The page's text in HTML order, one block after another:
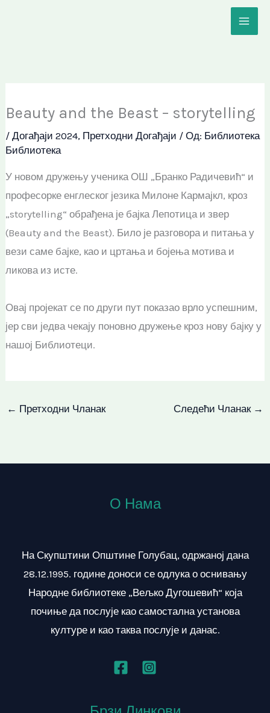
Beauty and the Beast – storytelling
/Догађаји 2024, Претходни Догађаји / Од: Библиотека
Библиотека
У новом дружењу ученика ОШ „Бранко Радичевић“ и
професорке енглеског језика Милоне Кармајкл, кроз
„storytelling“ обрађена је бајка Лепотица и звер
(Beauty and the Beast). Било је разговора и питања у
вези саме бајке, као и цртања и бојења мотива и
ликова из исте.
Овај пројекат се по други пут показао врло успешним,
јер сви једва чекају поновно дружење кроз нову бајку у
нашој Библиотеци.
← Претходни Чланак Следећи Чланак →
О Нама
На Скупштини Општине Голубац, одржаној дана
28.12.1995. године доноси се одлука о оснивању
Народне библиотеке „Вељко Дугошевић“ која
почиње да послује као самостална установа
културе и као таква послује и данас.